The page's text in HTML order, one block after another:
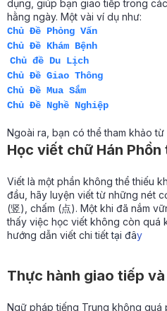
dụng, giúp bạn giao tiếp trong
hằng ngày. Một vài ví dụ như:
Chủ Đề Phỏng Vấn
Chủ Đề Khám Bệnh
Chủ đề Du Lịch
Chủ Đề Giao Thông
Chủ Đề Mua Sắm
Chủ Đề Nghề Nghiệp
Ngoài ra, bạn có thể tham khảo
Học viết chữ Hán Phồn
Viết là một phần không thể thiếu
đầu, hãy luyện viết từ những nét
(竖), chấm (点). Một khi đã nắm
thấy việc học viết không còn quá
hướng dẫn viết chi tiếttại đây
Thực hành giao tiếp
Ngữ pháp tiếng Trung không quá